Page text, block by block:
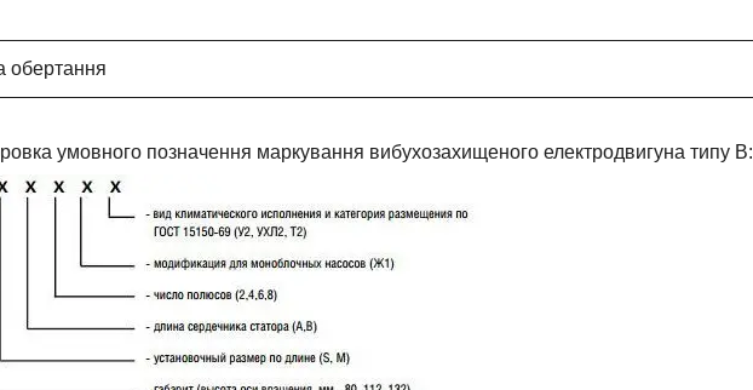
обертання
умовного позначення маркування вибухозахищеного електродвигуна типу В: